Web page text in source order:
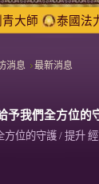
大師 泰國法
消息 最新消息
予我們全方位的
位的守護 / 提升